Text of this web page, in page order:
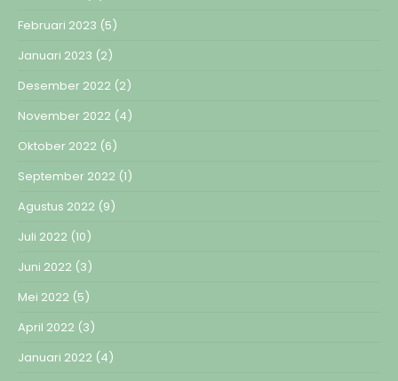
Februari 2023 (5)
Januari 2023 (2)
Desember 2022 (2)
November 2022 (4)
Oktober 2022 (6)
September 2022 (1)
Agustus 2022 (9)
Juli 2022 (10)
Juni 2022 (3)
Mei 2022 (5)
April 2022 (3)
Januari 2022 (4)